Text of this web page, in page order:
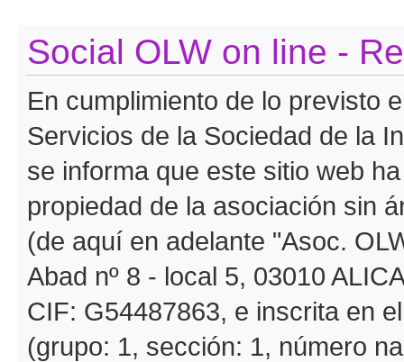
Social OLW on line -
En cumplimiento de lo previsto
Servicios de la Sociedad de la
se informa que este sitio web
propiedad de la asociación sin
(de aquí en adelante "Asoc.
Abad nº 8 - local 5, 03010
CIF: G54487863, e inscrita en
(grupo: 1, sección: 1, número